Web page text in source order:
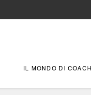
IL MONDO DI COACH